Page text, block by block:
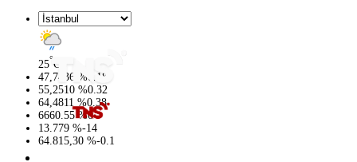
25°C
47,7436 %0.18
55,2510 %0.32
64,4811 %0.38
6660.55 %0
13.779 %-14
64.815,30 %-0.1